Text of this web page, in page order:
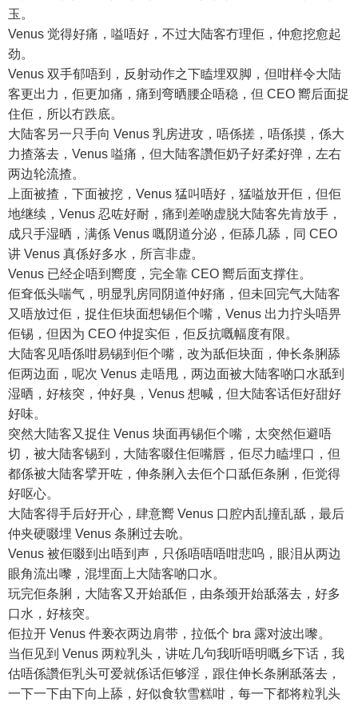
玉。
Venus 觉得好痛，嗌唔好，不过大陆客冇理佢，仲愈挖愈起
劲。
Venus 双手郁唔到，反射动作之下瞌埋双脚，但咁样令大陆
客更出力，佢更加痛，痛到弯晒腰企唔稳，但 CEO 嚮后面捉
住佢，所以冇跌底。
大陆客另一只手向 Venus 乳房进攻，唔係搓，唔係摸，係大
力揸落去，Venus 嗌痛，但大陆客讚佢奶子好柔好弹，左右
两边轮流揸。
上面被揸，下面被挖，Venus 猛叫唔好，猛嗌放开佢，但佢
地继续，Venus 忍咗好耐，痛到差啲虚脱大陆客先肯放手，
成只手湿晒，满係 Venus 嘅阴道分泌，佢舔几舔，同 CEO
讲 Venus 真係好多水，所言非虚。
Venus 已经企唔到嚮度，完全靠 CEO 嚮后面支撑住。
佢耷低头喘气，明显乳房同阴道仲好痛，但未回完气大陆客
又唔放过佢，捉住佢块面想锡佢个嘴，Venus 出力拧头唔畀
佢锡，但因为 CEO 仲捉实佢，佢反抗嘅幅度有限。
大陆客见唔係咁易锡到佢个嘴，改为舐佢块面，伸长条脷舔
佢两边面，呢次 Venus 走唔甩，两边面被大陆客啲口水舐到
湿晒，好核突，仲好臭，Venus 想喊，但大陆客话佢好甜好
好味。
突然大陆客又捉住 Venus 块面再锡佢个嘴，太突然佢避唔
切，被大陆客锡到，大陆客啜住佢嘴唇，佢尽力瞌埋口，但
都係被大陆客擘开咗，伸条脷入去佢个口舐佢条脷，佢觉得
好呕心。
大陆客得手后好开心，肆意嚮 Venus 口腔内乱撞乱舐，最后
仲夹硬啜埋 Venus 条脷过去吮。
Venus 被佢啜到出唔到声，只係唔唔唔咁悲呜，眼泪从两边
眼角流出嚟，混埋面上大陆客啲口水。
玩完佢条脷，大陆客又开始舐佢，由条颈开始舐落去，好多
口水，好核突。
佢拉开 Venus 件亵衣两边肩带，拉低个 bra 露对波出嚟。
当佢见到 Venus 两粒乳头，讲咗几句我听唔明嘅乡下话，我
估唔係讚佢乳头可爱就係话佢够淫，跟住伸长条脷舐落去，
一下一下由下向上舔，好似食软雪糕咁，每一下都将粒乳头